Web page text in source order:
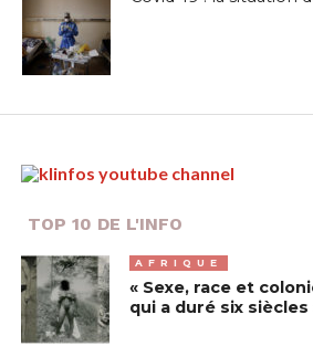
TOP 10 DE L'INFO
AFRIQUE
« Sexe, race et
qui a duré six siècles